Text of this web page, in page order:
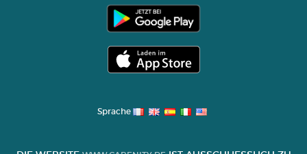
Sprache